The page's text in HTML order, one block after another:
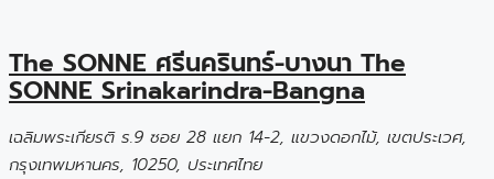
The SONNE ศรีนครินทร์-บางนา The
SONNE Srinakarindra-Bangna
เฉลิมพระเกียรติ ร.9 ซอย 28 แยก 14-2, แขวงดอกไม้, เขตประเวศ,
กรุงเทพมหานคร, 10250, ประเทศไทย